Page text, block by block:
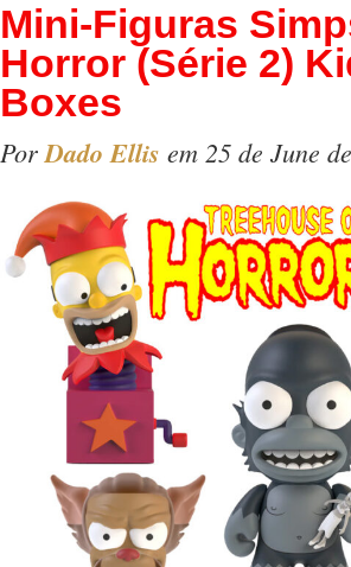
Mini-Figuras
Horror (Série 2)
Boxes
PorDado Ellis em 25 de June